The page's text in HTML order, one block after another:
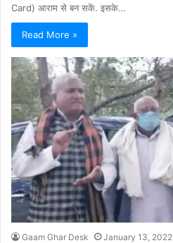
Card) आराम से बन सकें. इसके…
Read More »
Gaam Ghar Desk January 13, 2022